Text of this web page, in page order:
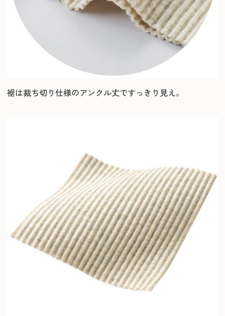
裾は裁ち切り仕様のアンクル丈ですっきり見え。